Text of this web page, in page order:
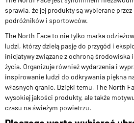
sprawia, że jej produkty są wybierane
podróżników i sportowców.
The North Face to nie tylko marka
ludzi, którzy dzielą pasję do przygód i
inicjatywy związane z ochroną środowiska
życia. Organizuje również wydarzenia i
inspirowanie ludzi do odkrywania piękna
własnych granic. Dzięki temu, The North
wysokiej jakości produkty, ale także
czasu na świeżym powietrzu.